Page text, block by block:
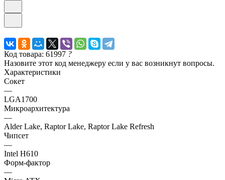
Код товара: 61997 ?
Назовите этот код менеджеру если у вас возникнут вопросы.
Характеристики
Сокет
—
LGA1700
Микроархитектура
—
Alder Lake, Raptor Lake, Raptor Lake Refresh
Чипсет
—
Intel H610
Форм-фактор
—